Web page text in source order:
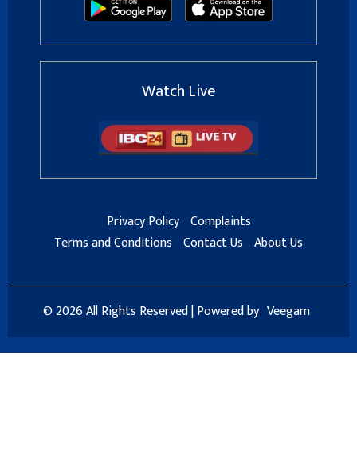
Watch Live
Privacy Policy Complaints
Terms and Conditions Contact Us About Us
© 2026 All Rights Reserved | Powered by Veegam